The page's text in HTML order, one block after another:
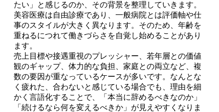
たい」と感じるのか、その背景を整理していきます。
美容医療は自由診療であり、一般病院とは評価軸や仕
事のスタイルが大きく異なります。そのため、年齢を
重ねるにつれて働きづらさを自覚し始めることがあり
ます。
売上目標や接遇重視のプレッシャー、若年層との価値
観のギャップ、体力的な負担、家庭との両立など、複
数の要因が重なっているケースが多いです。なんとな
く疲れた、合わないと感じている場合でも、理由を細
かく言語化することで、「本当に辞めるべきなのか」
「続けるなら何を変えるべきか」が見えやすくなりま